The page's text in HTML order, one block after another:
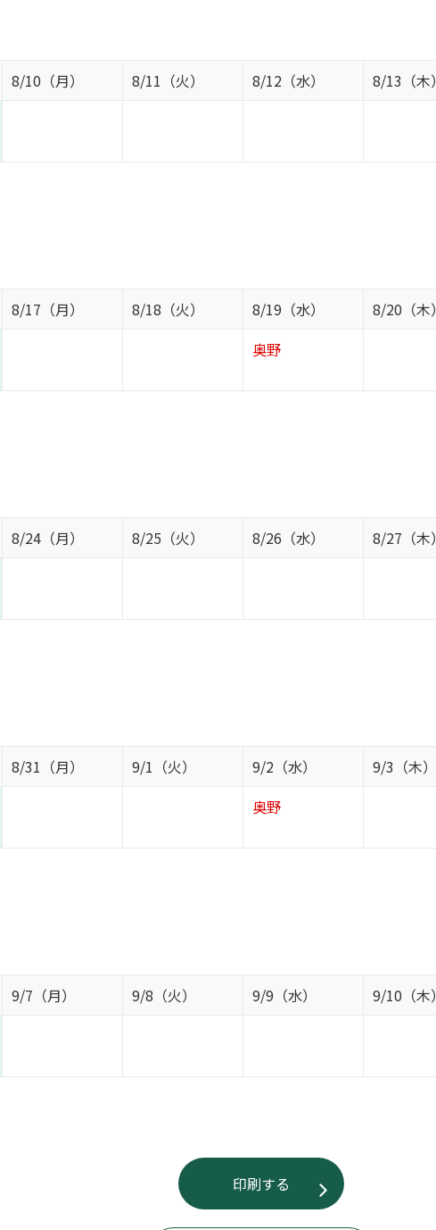
8/10（月） 8/11（火） 8/12（水） 8/13（木）
8/17（月） 8/18（火） 8/19（水） 8/20（木）
奥野
8/24（月） 8/25（火） 8/26（水） 8/27（木）
8/31（月） 9/1（火） 9/2（水） 9/3（木）
奥野
9/7（月） 9/8（火） 9/9（水） 9/10（木）
印刷する